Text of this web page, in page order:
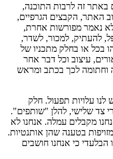
באתר זה לרבות התוכנה,
האתר, הקבצים הגרפיים,
נאמר מפורשות אחרת,
להעתיק, למכור, לשדר,
בכל או בחלק מתכניו של
עיצוב וכל דבר אחר
וחתומה לכך בכתב ומראש
עלויות תפעול. חלק
צד שלישי, להלן "שותפים".
מקבלים עמלה. אנחנו לא
בטענה שהן אותנטיות.
כי אנחנו חושבים